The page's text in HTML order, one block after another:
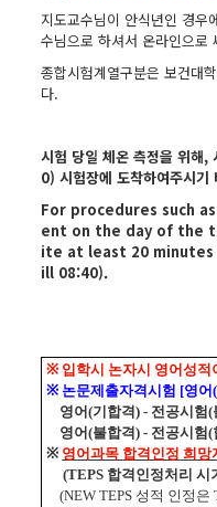
지도교수님이 안식년인 경우
수님으로 하셔서 온라인으로
종합시험계열구분은 보건대
다.
시험 당일 체온 측정을 위해
0) 시험장에 도착하여주시기
For procedures such
ent on the day of the
ite at least 20
ill 08:40).
※ 입학시 논자시 영어성적
※ 논문제출자격시험 [영어(
영어(기합격) - 전공시험(
영어(불합격) - 전공시험(
※ 영어과목 합격인정 희망
(TEPS 합격인정처리 시
(NEWTEPS 성적 인정은